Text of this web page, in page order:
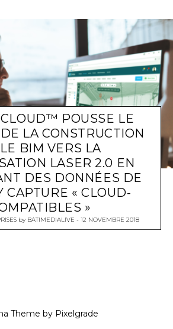
POUSSE LE
LA CONSTRUCTION
BIM VERS LA
LASER 2.0 EN
DES DONNÉES DE
CAPTURE « CLOUD-
»
by BATIMEDIALIVE 12 NOVEMBRE 2018
Theme by Pixelgrade